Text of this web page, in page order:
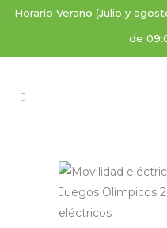
Horario Verano (Julio y
de